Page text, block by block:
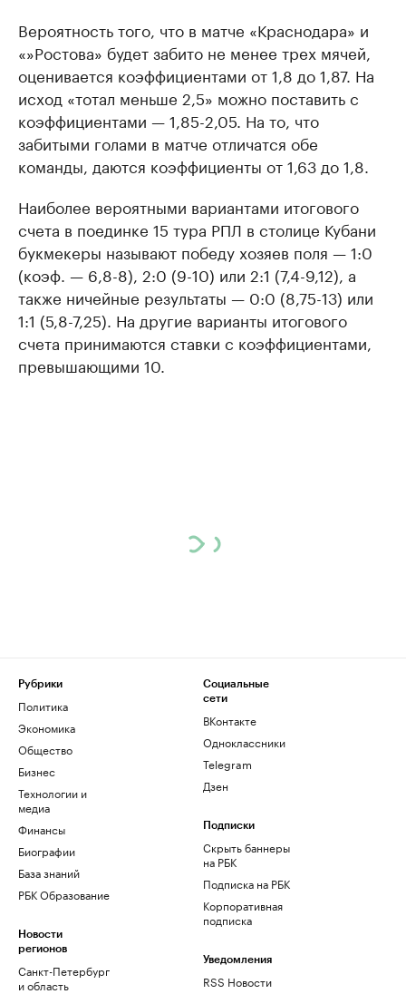
Вероятность того, что в матче «Краснодара» и
«»Ростова» будет забито не менее трех мячей,
оценивается коэффициентами от 1,8 до 1,87. На
исход «тотал меньше 2,5» можно поставить с
коэффициентами — 1,85-2,05. На то, что
забитыми голами в матче отличатся обе
команды, даются коэффициенты от 1,63 до 1,8.
Наиболее вероятными вариантами итогового
счета в поединке 15 тура РПЛ в столице Кубани
букмекеры называют победу хозяев поля — 1:0
(коэф. — 6,8-8), 2:0 (9-10) или 2:1 (7,4-9,12), а
также ничейные результаты — 0:0 (8,75-13) или
1:1 (5,8-7,25). На другие варианты итогового
счета принимаются ставки с коэффициентами,
превышающими 10.
Рубрики
Политика
Экономика
Общество
Бизнес
Технологии и
медиа
Финансы
Биографии
База знаний
РБК Образование
Новости
регионов
Санкт-Петербург
и область
Социальные
сети
ВКонтакте
Одноклассники
Telegram
Дзен
Подписки
Скрыть баннеры
на РБК
Подписка на РБК
Корпоративная
подписка
Уведомления
RSS Новости